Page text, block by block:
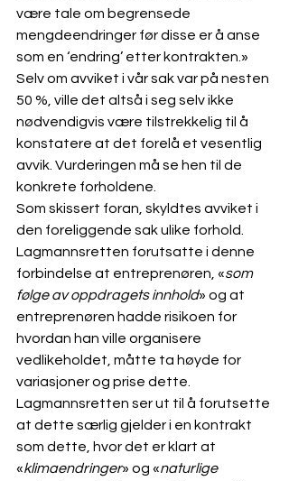
være tale om begrensede
mengdeendringer før disse er å anse
som en ‘endring’ etter kontrakten.»
Selv om avviket i vår sak var på nesten
50 %, ville det altså i seg selv ikke
nødvendigvis være tilstrekkelig til å
konstatere at det forelå et vesentlig
avvik. Vurderingen må se hen til de
konkrete forholdene.
Som skissert foran, skyldtes avviket i
den foreliggende sak ulike forhold.
Lagmannsretten forutsatte i denne
forbindelse at entreprenøren, «som
følge av oppdragets innhold» og at
entreprenøren hadde risikoen for
hvordan han ville organisere
vedlikeholdet, måtte ta høyde for
variasjoner og prise dette.
Lagmannsretten ser ut til å forutsette
at dette særlig gjelder i en kontrakt
som dette, hvor det er klart at
«klimaendringer» og «naturlige